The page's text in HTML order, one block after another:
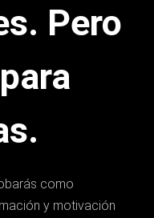
Pero
como
y motivación